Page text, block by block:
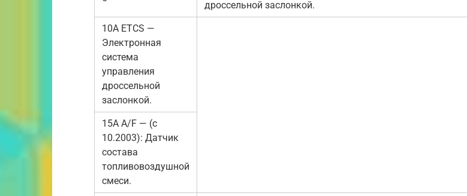
дроссельной заслонкой.
10A ETCS —
Электронная
система
управления
дроссельной
заслонкой.
15A A/F — (с
10.2003): Датчик
состава
топливовоздушной
смеси.